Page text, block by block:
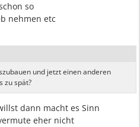
so
nehmen etc
und jetzt einen anderen
zu spät?
dann macht es Sinn
eher nicht